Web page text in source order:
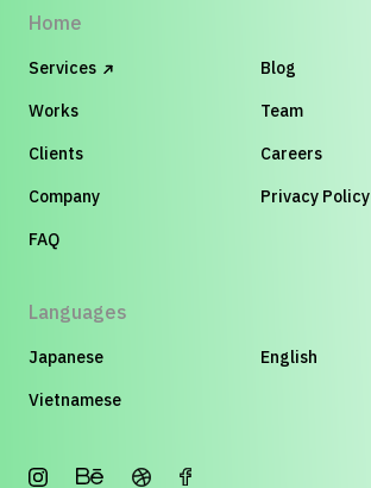
Home
Services
Works
Clients
Company
FAQ
Blog
Team
Careers
Privacy Policy
Languages
Japanese
English
Vietnamese